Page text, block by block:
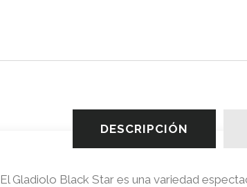
DESCRIPCIÓN
El Gladiolo Black Star es una variedad